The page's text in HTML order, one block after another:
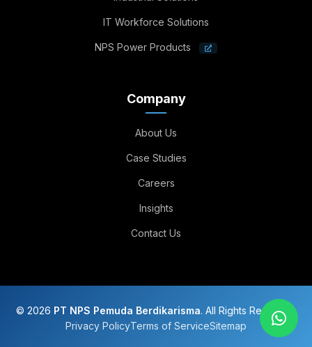
IT Workforce Solutions
NPS Power Products
Company
About Us
Case Studies
Careers
Insights
Contact Us
© 2026 PT NPS Pemuda Berdikarisma. All Rights Reserved.
Privacy PolicyTerms of ServiceSitemap